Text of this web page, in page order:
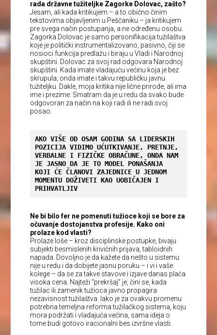
rada državne tužiteljke Zagorke Dolovac, zašto?
Jesam, ali kada kritikujem – a to obično činim
tekstovima objavljenim u Peščaniku – ja kritikujem
pre svega način postupanja, a ne određenu osobu.
Zagorka Dolovac je samo personifikacija tužilaštva
koje je politički instrumentalizovano, pasivno, čiji se
nosioci funkcija predlažu i biraju u Vladi i Narodnoj
skupštini. Dolovac za svoj rad odgovara Narodnoj
skupštini. Kada imate vladajuću većinu koja je bez
skrupula, onda imate i takvu republičku javnu
tužiteljku. Dakle, moja kritika nije lične prirode, ali ima
ime i prezime. Smatram da je u redu da svako bude
odgovoran za način na koji radi ili ne radi svoj
posao.
AKO VIŠE OD OSAM GODINA SA LIDERSKIH
POZICIJA VIDIMO UĆUTKIVANJE, PRETNJE,
VERBALNE I FIZIČKE OBRAČUNE, ONDA NAM
JE JASNO DA JE TO MODEL PONAŠANJA
KOJI ĆE ČLANOVI ZAJEDNICE U JEDNOM
MOMENTU DOŽIVETI KAO UOBIČAJEN I
PRIHVATLJIV
Ne bi bilo fer ne pomenuti tužioce koji se bore za
očuvanje dostojanstva profesije. Kako oni
prolaze kod vlasti?
Prolaze loše – kroz disciplinske postupke, bivaju
subjekti besmislenih krivičnih prijava, tabloidnih
napada. Dovoljno je da kažete da nešto u sistemu
nije u redu i da dobijete jasnu poruku – i vi i vaše
kolege – da se za takve stavove i izjave danas plaća
visoka cena. Najteži “prekršaj” je, čini se, kada
tužilac ili zamenik tužioca javno propagira
nezavisnost tužilaštva. Iako je za ovakvu promenu
potrebna temeljna reforma tužilačkog sistema, koju
mora podržati i vladajuća većina, sama ideja o
tome budi gotovo iracionalni bes izvršne vlasti.